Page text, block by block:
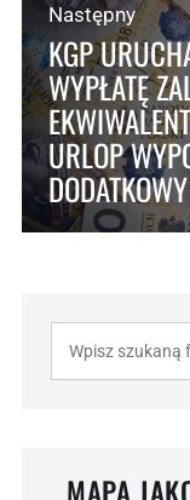
Następny
KGP
WYPŁATĘ
URLOP
DODATKOWY
MAPA